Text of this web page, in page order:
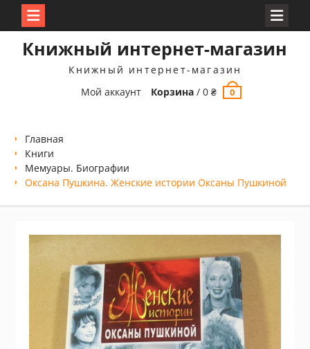
Книжный интернет-магазин
Книжный интернет-магазин
Мой аккаунт
Корзина /0₴ 0
Главная
Книги
Мемуары. Биографии
Оксана Пушкина. Женские истории Оксаны Пушкиной